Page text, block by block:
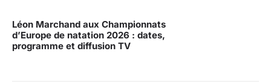
Léon Marchand aux Championnats
d’Europe de natation 2026 : dates,
programme et diffusion TV